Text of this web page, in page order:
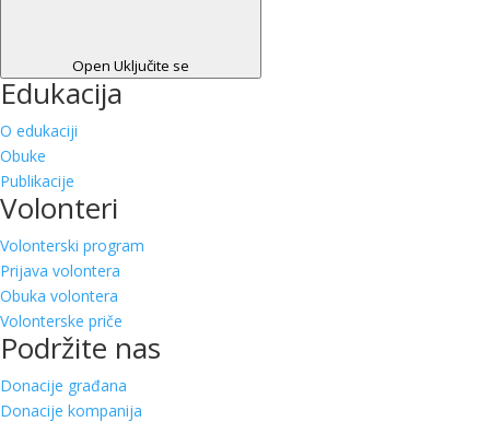
Open Uključite se
Edukacija
O edukaciji
Obuke
Publikacije
Volonteri
Volonterski program
Prijava volontera
Obuka volontera
Volonterske priče
Podržite nas
Donacije građana
Donacije kompanija